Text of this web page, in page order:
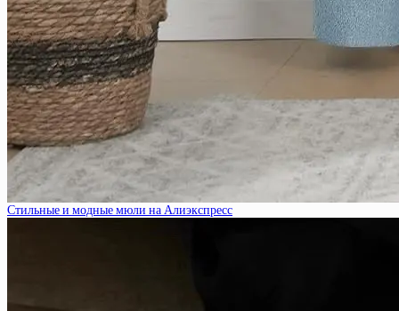
Стильные и модные мюли на Алиэкспресс